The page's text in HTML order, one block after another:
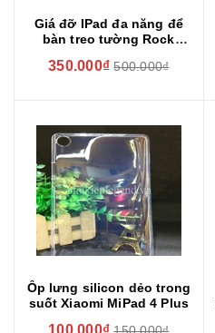
Giá đỡ IPad đa năng để
bàn treo tường Rock
350.000₫ 500.000₫
Ốp lưng silicon dẻo trong
suốt Xiaomi MiPad 4 Plus
100.000₫